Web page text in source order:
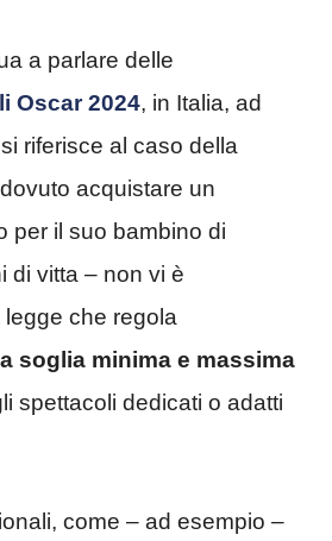
a parlare delle
Oscar 2024, in Italia, ad
riferisce al caso della
acquistare un
per il suo bambino di
di vitta – non vi è
che regola
soglia minima e massima
spettacoli dedicati o adatti
come – ad esempio –